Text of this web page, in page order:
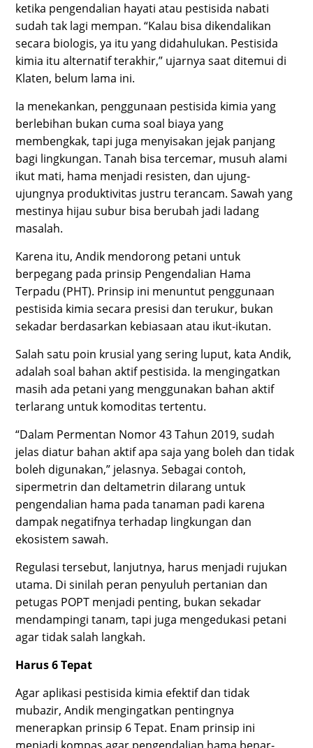
ketika pengendalian hayati atau pestisida nabati
sudah tak lagi mempan. “Kalau bisa dikendalikan
secara biologis, ya itu yang didahulukan. Pestisida
kimia itu alternatif terakhir,” ujarnya saat ditemui di
Klaten, belum lama ini.
Ia menekankan, penggunaan pestisida kimia yang
berlebihan bukan cuma soal biaya yang
membengkak, tapi juga menyisakan jejak panjang
bagi lingkungan. Tanah bisa tercemar, musuh alami
ikut mati, hama menjadi resisten, dan ujung-
ujungnya produktivitas justru terancam. Sawah yang
mestinya hijau subur bisa berubah jadi ladang
masalah.
Karena itu, Andik mendorong petani untuk
berpegang pada prinsip Pengendalian Hama
Terpadu (PHT). Prinsip ini menuntut penggunaan
pestisida kimia secara presisi dan terukur, bukan
sekadar berdasarkan kebiasaan atau ikut-ikutan.
Salah satu poin krusial yang sering luput, kata Andik,
adalah soal bahan aktif pestisida. Ia mengingatkan
masih ada petani yang menggunakan bahan aktif
terlarang untuk komoditas tertentu.
“Dalam Permentan Nomor 43 Tahun 2019, sudah
jelas diatur bahan aktif apa saja yang boleh dan tidak
boleh digunakan,” jelasnya. Sebagai contoh,
sipermetrin dan deltametrin dilarang untuk
pengendalian hama pada tanaman padi karena
dampak negatifnya terhadap lingkungan dan
ekosistem sawah.
Regulasi tersebut, lanjutnya, harus menjadi rujukan
utama. Di sinilah peran penyuluh pertanian dan
petugas POPT menjadi penting, bukan sekadar
mendampingi tanam, tapi juga mengedukasi petani
agar tidak salah langkah.
Harus 6 Tepat
Agar aplikasi pestisida kimia efektif dan tidak
mubazir, Andik mengingatkan pentingnya
menerapkan prinsip 6 Tepat. Enam prinsip ini